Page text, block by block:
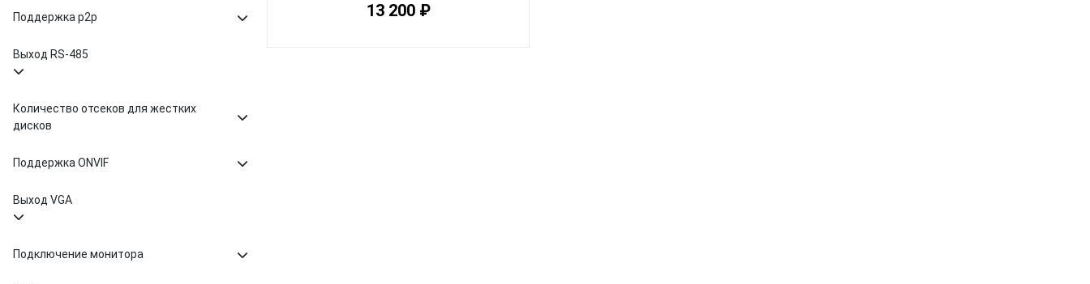
Поддержка p2p
Выход RS-485
Количество отсеков для жестких
дисков
Поддержка ONVIF
Выход VGA
Подключение монитора
13 200 ₽